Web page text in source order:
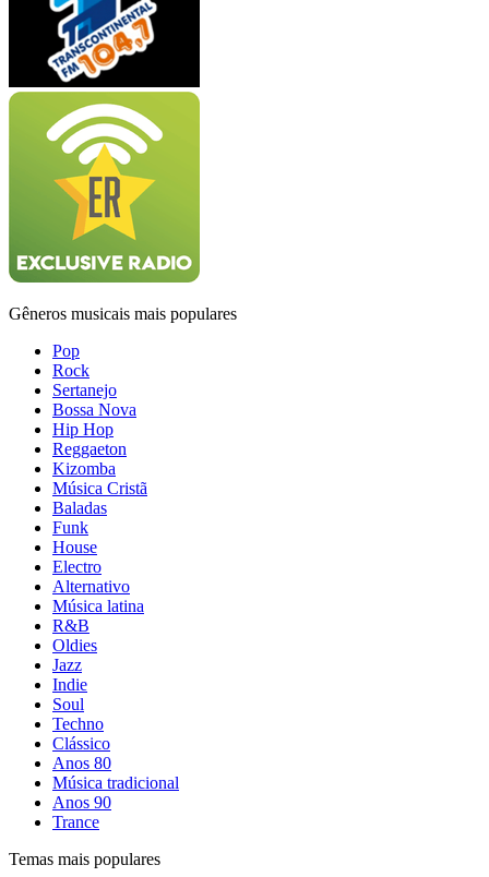
Gêneros musicais mais populares
Pop
Rock
Sertanejo
Bossa Nova
Hip Hop
Reggaeton
Kizomba
Música Cristã
Baladas
Funk
House
Electro
Alternativo
Música latina
R&B
Oldies
Jazz
Indie
Soul
Techno
Clássico
Anos 80
Música tradicional
Anos 90
Trance
Temas mais populares